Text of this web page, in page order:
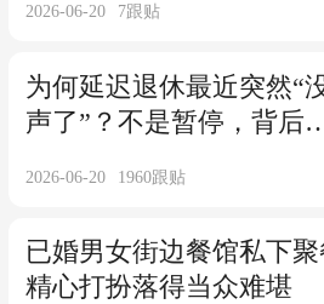
2026-06-20 7跟贴
为何延迟退休最近突然“
声了”？不是暂停，背后4
2026-06-20 1960跟贴
已婚男女街边餐馆私下
精心打扮落得当众难堪